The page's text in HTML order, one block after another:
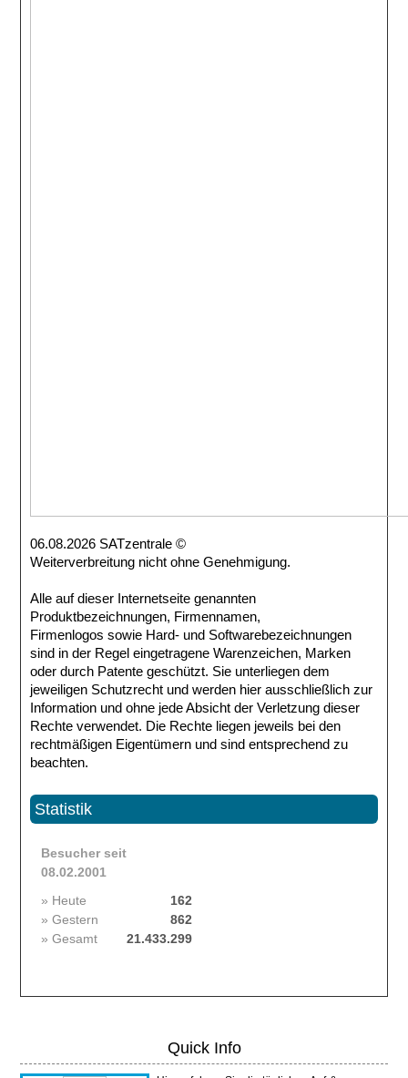
06.08.2026 SATzentrale ©
Weiterverbreitung nicht ohne Genehmigung.
Alle auf dieser Internetseite genannten
Produktbezeichnungen, Firmennamen,
Firmenlogos sowie Hard- und Softwarebezeichnungen
sind in der Regel eingetragene Warenzeichen, Marken
oder durch Patente geschützt. Sie unterliegen dem
jeweiligen Schutzrecht und werden hier ausschließlich zur
Information und ohne jede Absicht der Verletzung dieser
Rechte verwendet. Die Rechte liegen jeweils bei den
rechtmäßigen Eigentümern und sind entsprechend zu
beachten.
Statistik
Besucher seit
08.02.2001
» Heute
162
» Gestern
862
» Gesamt
21.433.299
Quick Info